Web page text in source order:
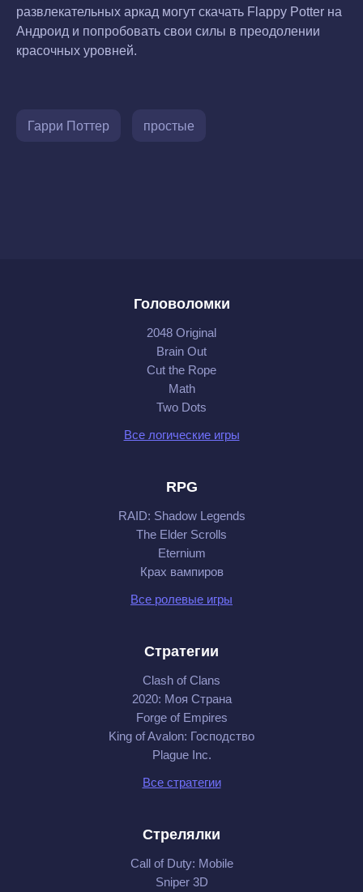
развлекательных аркад могут скачать Flappy Potter на
Андроид и попробовать свои силы в преодолении
красочных уровней.
Гарри Поттер простые
Головоломки
2048 Original
Brain Out
Cut the Rope
Math
Two Dots
Все логические игры
RPG
RAID: Shadow Legends
The Elder Scrolls
Eternium
Крах вампиров
Все ролевые игры
Стратегии
Clash of Clans
2020: Моя Cтрана
Forge of Empires
King of Avalon: Господство
Plague Inc.
Все стратегии
Стрелялки
Call of Duty: Mobile
Sniper 3D